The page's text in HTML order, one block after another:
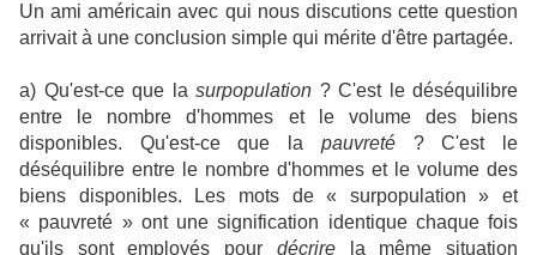
Un ami américain avec qui nous discutions cette question
arrivait à une conclusion simple qui mérite d'être partagée.
a) Qu'est-ce que la surpopulation ? C'est le déséquilibre
entre le nombre d'hommes et le volume des biens
disponibles. Qu'est-ce que la pauvreté? C'est le
déséquilibre entre le nombre d'hommes et le volume des
biens disponibles. Les mots de « surpopulation » et
« pauvreté » ont une signification identique chaque fois
qu'ils sont employés pour décrirela même situation